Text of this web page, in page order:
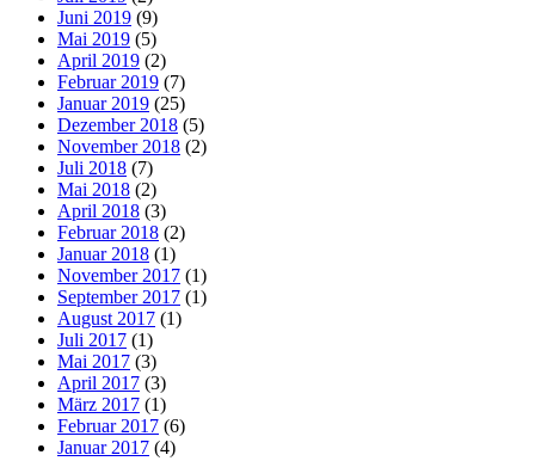
Juni 2019 (9)
Mai 2019 (5)
April 2019 (2)
Februar 2019 (7)
Januar 2019 (25)
Dezember 2018 (5)
November 2018 (2)
Juli 2018 (7)
Mai 2018 (2)
April 2018 (3)
Februar 2018 (2)
Januar 2018 (1)
November 2017 (1)
September 2017 (1)
August 2017 (1)
Juli 2017 (1)
Mai 2017 (3)
April 2017 (3)
März 2017 (1)
Februar 2017 (6)
Januar 2017 (4)